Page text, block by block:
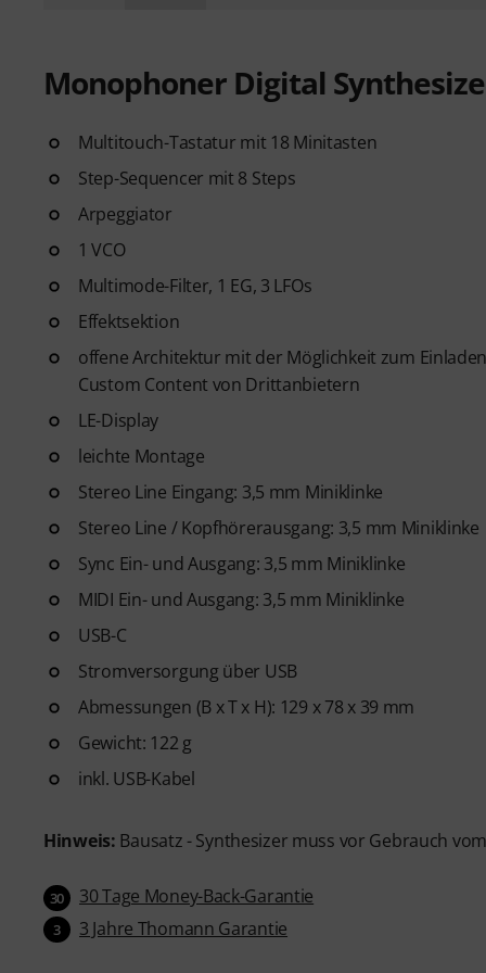
Monophoner Digital
Multitouch-Tastatur mit 18 Minitasten
Step-Sequencer mit 8 Steps
Arpeggiator
1 VCO
Multimode-Filter, 1 EG, 3 LFOs
Effektsektion
offene Architektur mit der Möglichkeit zum
Custom Content von Drittanbietern
LE-Display
leichte Montage
Stereo Line Eingang: 3,5 mm Miniklinke
Stereo Line / Kopfhörerausgang: 3,5 mm Miniklinke
Sync Ein- und Ausgang: 3,5 mm Miniklinke
MIDI Ein- und Ausgang: 3,5 mm Miniklinke
USB-C
Stromversorgung über USB
Abmessungen (B x T x H): 129 x 78 x 39 mm
Gewicht: 122 g
inkl. USB-Kabel
Hinweis: Bausatz - Synthesizer muss vor Gebrauch
30 30 Tage Money-Back-Garantie
3 3 Jahre Thomann Garantie